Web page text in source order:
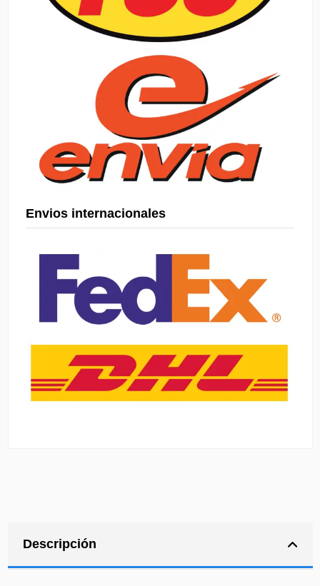
Envios internacionales
Descripción